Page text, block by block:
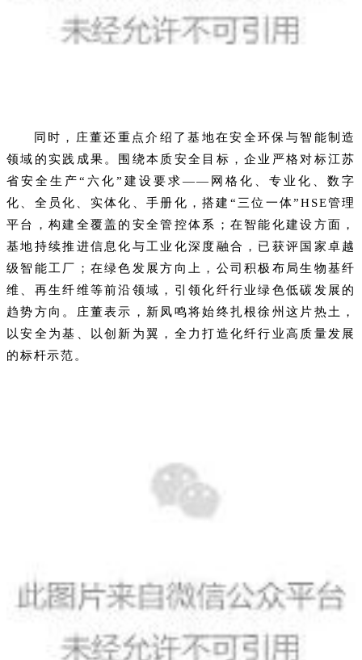
同时，庄董还重点介绍了基地在安全环保与智能制造
领域的实践成果。围绕本质安全目标，企业严格对标江苏
省安全生产“六化”建设要求——网格化、专业化、数字
化、全员化、实体化、手册化，搭建“三位一体”HSE管理
平台
，构建全覆盖的安全管控体系；在智能化建设方面，
基地持续推进信息化与工业化深度融合，已获评国家卓越
级智能工厂；在绿色发展方向上，公司积极布局生物基纤
维、再生纤维等前沿领域，引领化纤行业绿色低碳发展的
趋势方向。庄董表示，新凤鸣将始终扎根徐州这片热土，
以安全为基、以创新为翼，全力打造化纤行业高质量发展
的标杆示范。